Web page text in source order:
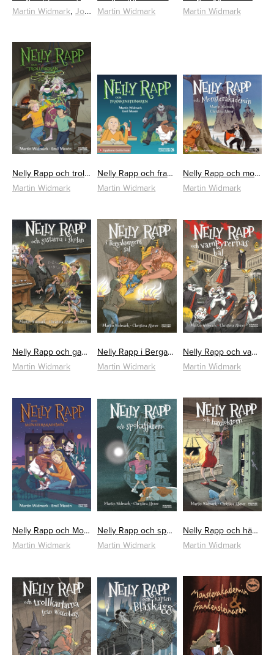
Martin Widmark, Johan Broman
Martin Widmark
Martin Widmark
Nelly Rapp och trollpackan
Martin Widmark
Nelly Rapp och frankensteinaren
Martin Widmark
Nelly Rapp och monsterakademin
Martin Widmark
Nelly Rapp och gastarna i skolan
Martin Widmark
Nelly Rapp i Bergakungens sal
Martin Widmark
Nelly Rapp och vampyrernas bal
Martin Widmark
Nelly Rapp och Monsterakademin
Martin Widmark
Nelly Rapp och spökaffären
Martin Widmark
Nelly Rapp och häxdoktorn
Martin Widmark